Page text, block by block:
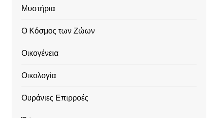
Μυστήρια
Ο Κόσμος των Ζώων
Οικογένεια
Οικολογία
Ουράνιες Επιρροές